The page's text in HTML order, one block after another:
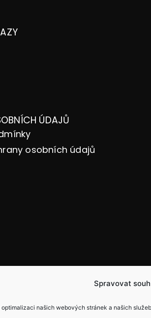
Spravovat
našich webových stránek a našich
ÚDAJŮ
osobních údajů